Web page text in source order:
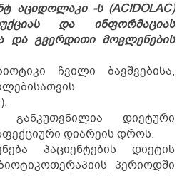
აციდოლაკი -ს (ACIDOLAC)
და ინფორმაციას
და გვერდითი მოვლენების
ჩვილი ბავშვებისა,
განკუთვნილია დიეტური
დიარეის დროს.
პაციენტების დიეტის
პერიოდში